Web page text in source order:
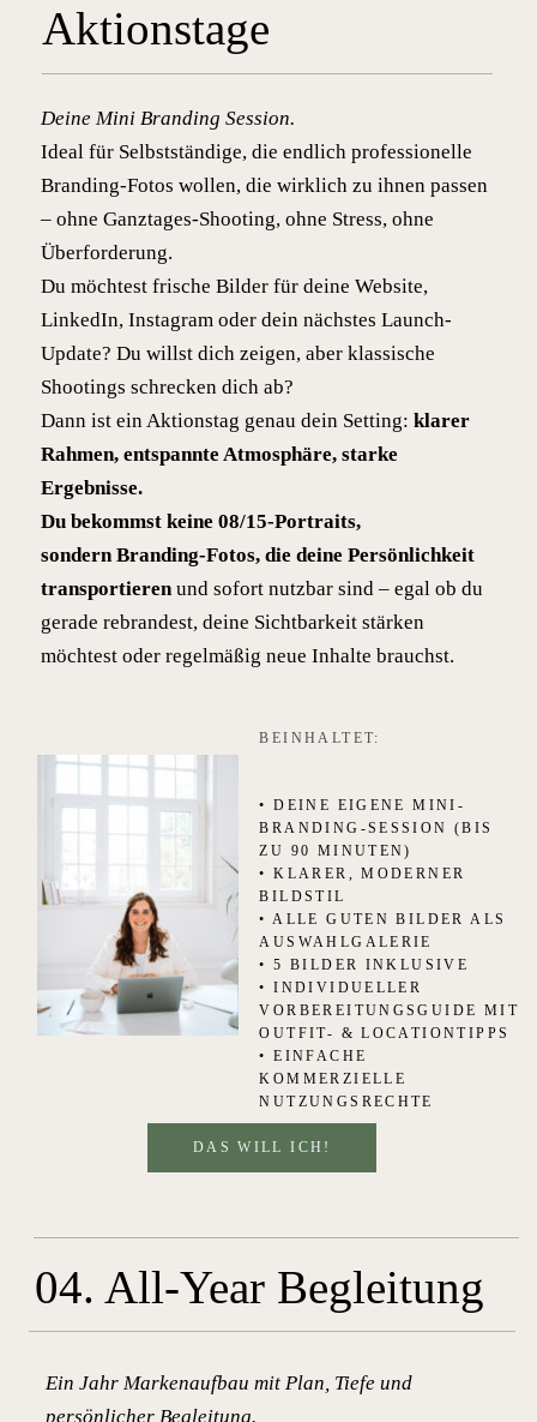
Aktionstage
BEINHALTET:
Deine Mini Branding Session.
Ideal für Selbstständige, die endlich professionelle
Branding-Fotos wollen, die wirklich zu ihnen passen
– ohne Ganztages-Shooting, ohne Stress, ohne
Überforderung.
Du möchtest frische Bilder für deine Website,
LinkedIn, Instagram oder dein nächstes Launch-
Update? Du willst dich zeigen, aber klassische
Shootings schrecken dich ab?
Dann ist ein Aktionstag genau dein Setting:klarer
Rahmen, entspannte Atmosphäre, starke
Ergebnisse.
Du bekommst keine 08/15-Portraits,
sondern Branding-Fotos, die deine Persönlichkeit
transportieren und sofort nutzbar sind – egal ob du
gerade rebrandest, deine Sichtbarkeit stärken
möchtest oder regelmäßig neue Inhalte brauchst.
• DEINE EIGENE MINI-
BRANDING-SESSION (BIS
ZU 90 MINUTEN)
• KLARER, MODERNER
BILDSTIL
• ALLE GUTEN BILDER ALS
AUSWAHLGALERIE
• 5 BILDER INKLUSIVE
• INDIVIDUELLER
VORBEREITUNGSGUIDE MIT
OUTFIT- & LOCATIONTIPPS
• EINFACHE
KOMMERZIELLE
NUTZUNGSRECHTE
DAS WILL ICH!
04. All-Year Begleitung
Ein Jahr Markenaufbau mit Plan, Tiefe und
persönlicher Begleitung.